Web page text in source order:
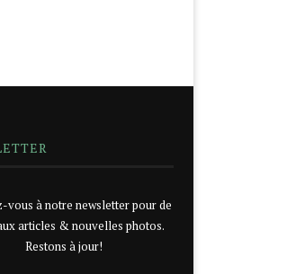
vous à notre newsletter pour de
articles & nouvelles photos.
Restons à jour!